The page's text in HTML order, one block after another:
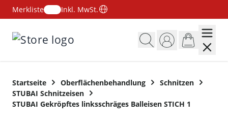
Merkliste
Inkl. MwSt.
Startseite Oberflächenbehandlung
Schnitzen
STUBAI Schnitzeisen
STUBAI Gekröpftes linksschräges Balleisen STICH 1